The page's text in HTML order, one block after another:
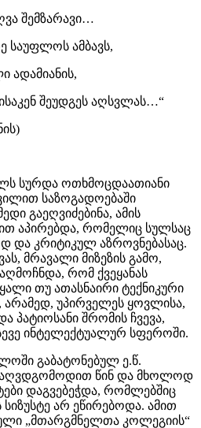
შემზარავი…
საუფლოს ამბავს,
ადამიანის,
შეუდგეს აღსვლას…“
სურდა ოთხმოცდაათიანი
საზოგადოებაში
გაეღვიძებინა, ამის
აპირებდა, რომელიც სულსაც
და კრიტიკულ აზროვნებასაც.
მრავალი მიზეზის გამო,
რომ ქვეყანას
თუ ათასნაირი ტექნიკური
არამედ, უპირველეს ყოვლისა,
პატიოსანი შრომის ჩვევა,
ინტელექტუალურ სფეროში.
გაბატონებულ ე.წ.
აღვდგომოდით წინ და მხოლოდ
დაგვებეჭდა, რომლებშიც
არ ეწირებოდა. ამით
„მთარგმნელთა კოლეგიის“